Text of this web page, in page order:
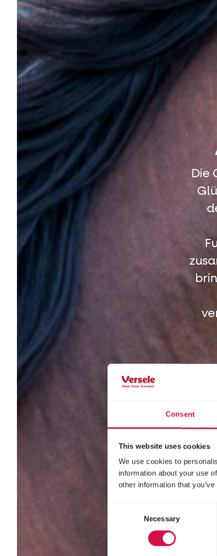
Consent
This website uses cookies
We use cookies to
information about your use
other information that
Necessary
Die